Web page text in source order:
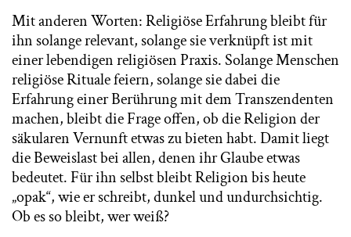
Mit anderen Worten: Religiöse Erfahrung bleibt für
ihn solange relevant, solange sie verknüpft ist mit
einer lebendigen religiösen Praxis. Solange Menschen
religiöse Rituale feiern, solange sie dabei die
Erfahrung einer Berührung mit dem Transzendenten
machen, bleibt die Frage offen, ob die Religion der
säkularen Vernunft etwas zu bieten habt. Damit liegt
die Beweislast bei allen, denen ihr Glaube etwas
bedeutet. Für ihn selbst bleibt Religion bis heute
„opak“, wie er schreibt, dunkel und undurchsichtig.
Ob es so bleibt, wer weiß?